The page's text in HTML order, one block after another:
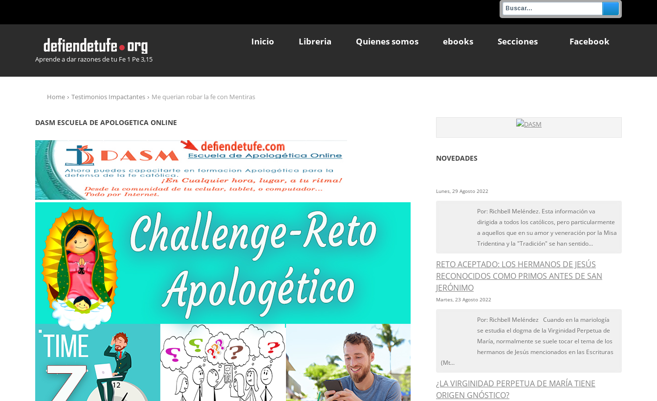
Aprende a dar razones de tu Fe 1 Pe 3,15
Inicio Libreria Quienes somos ebooks Secciones Facebook
Home Testimonios Impactantes Me querian robar la fe con Mentiras
DASM ESCUELA DE APOLOGETICA ONLINE
NOVEDADES
Lunes, 29 Agosto 2022
Por: Richbell Meléndez. Esta información va
dirigida a todos los católicos, pero particularmente
a aquellos que en su amor y veneración por la Misa
Tridentina y la "Tradición" se han sentido...
RETO ACEPTADO: LOS HERMANOS DE JESÚS
RECONOCIDOS COMO PRIMOS ANTES DE SAN
JERÓNIMO
Martes, 23 Agosto 2022
Por: Richbell Meléndez Cuando en la mariología
se estudia el dogma de la Virginidad Perpetua de
María, normalmente se suele tocar el tema de los
hermanos de Jesús mencionados en las Escrituras
(Mt...
¿LA VIRGINIDAD PERPETUA DE MARÍA TIENE
ORIGEN GNÓSTICO?